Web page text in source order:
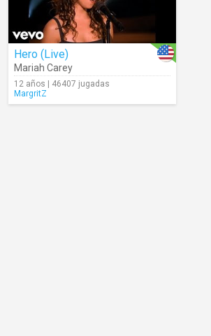
Hero (Live)
Mariah Carey
12 años | 46407 jugadas
MargritZ